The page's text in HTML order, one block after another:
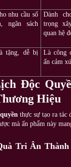
nhu cầu số
ngân sách
Dành
trọng
quan hệ
tặng, dễ bị
Là công
ấn cảm
Độc
Hiệu
thực sự tạo ra tác
mà ấn phẩm này
Tri Ân Thành